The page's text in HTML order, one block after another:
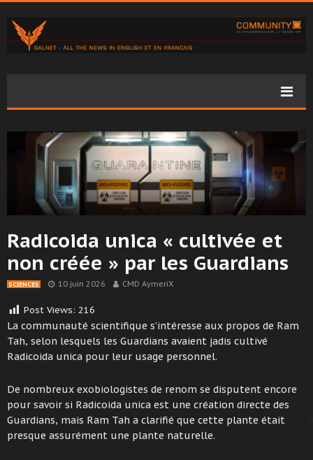
Radicoida unica « cultivée et
non créée » par les Guardians
SCIENCES 10 juin 2026 CMD AymeriX
Post Views: 216
La communauté scientifique s’intéresse aux propos de Ram
Tah, selon lesquels les Guardians avaient jadis cultivé
Radicoida unica pour leur usage personnel.
De nombreux exobiologistes de renom se disputent encore
pour savoir si Radicoida unica est une création directe des
Guardians, mais Ram Tah a clarifié que cette plante était
presque assurément une plante naturelle.